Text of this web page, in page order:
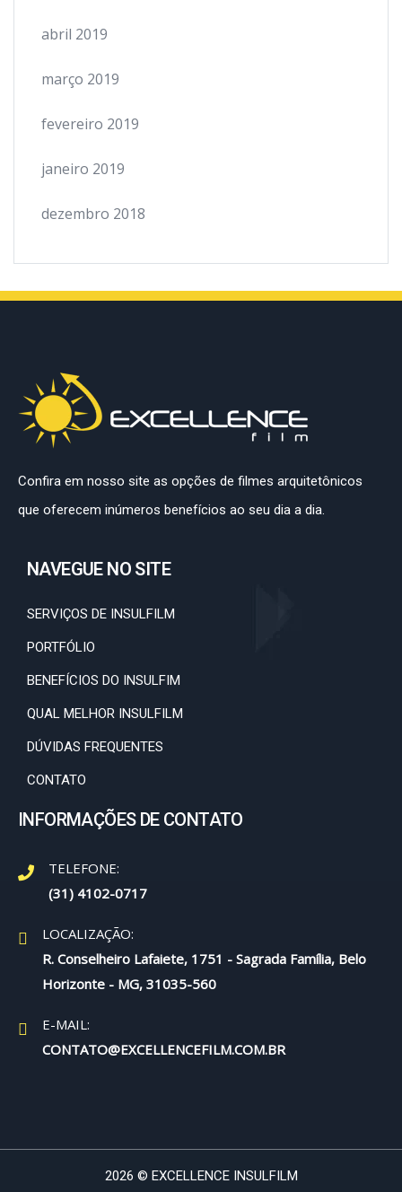
abril 2019
março 2019
fevereiro 2019
janeiro 2019
dezembro 2018
Confira em nosso site as opções de filmes arquitetônicos
que oferecem inúmeros benefícios ao seu dia a dia.
NAVEGUE NO SITE
SERVIÇOS DE INSULFILM
PORTFÓLIO
BENEFÍCIOS DO INSULFIM
QUAL MELHOR INSULFILM
DÚVIDAS FREQUENTES
CONTATO
INFORMAÇÕES DE CONTATO
TELEFONE:
(31) 4102-0717
LOCALIZAÇÃO:
R. Conselheiro Lafaiete, 1751 - Sagrada Família, Belo
Horizonte - MG, 31035-560
E-MAIL:
CONTATO@EXCELLENCEFILM.COM.BR
2026 © EXCELLENCE INSULFILM